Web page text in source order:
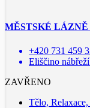
MĚSTSKÉ LÁZNĚ
+420 731 459
Eliščino
ZAVŘENO
Tělo, Relaxace,